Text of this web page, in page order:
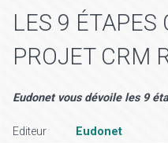
LES 9 ÉTAPES
PROJET CRM
Eudonet vous dévoile les 9
Editeur Eudonet